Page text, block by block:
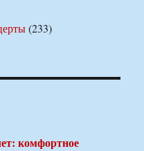
(233)
комфортное